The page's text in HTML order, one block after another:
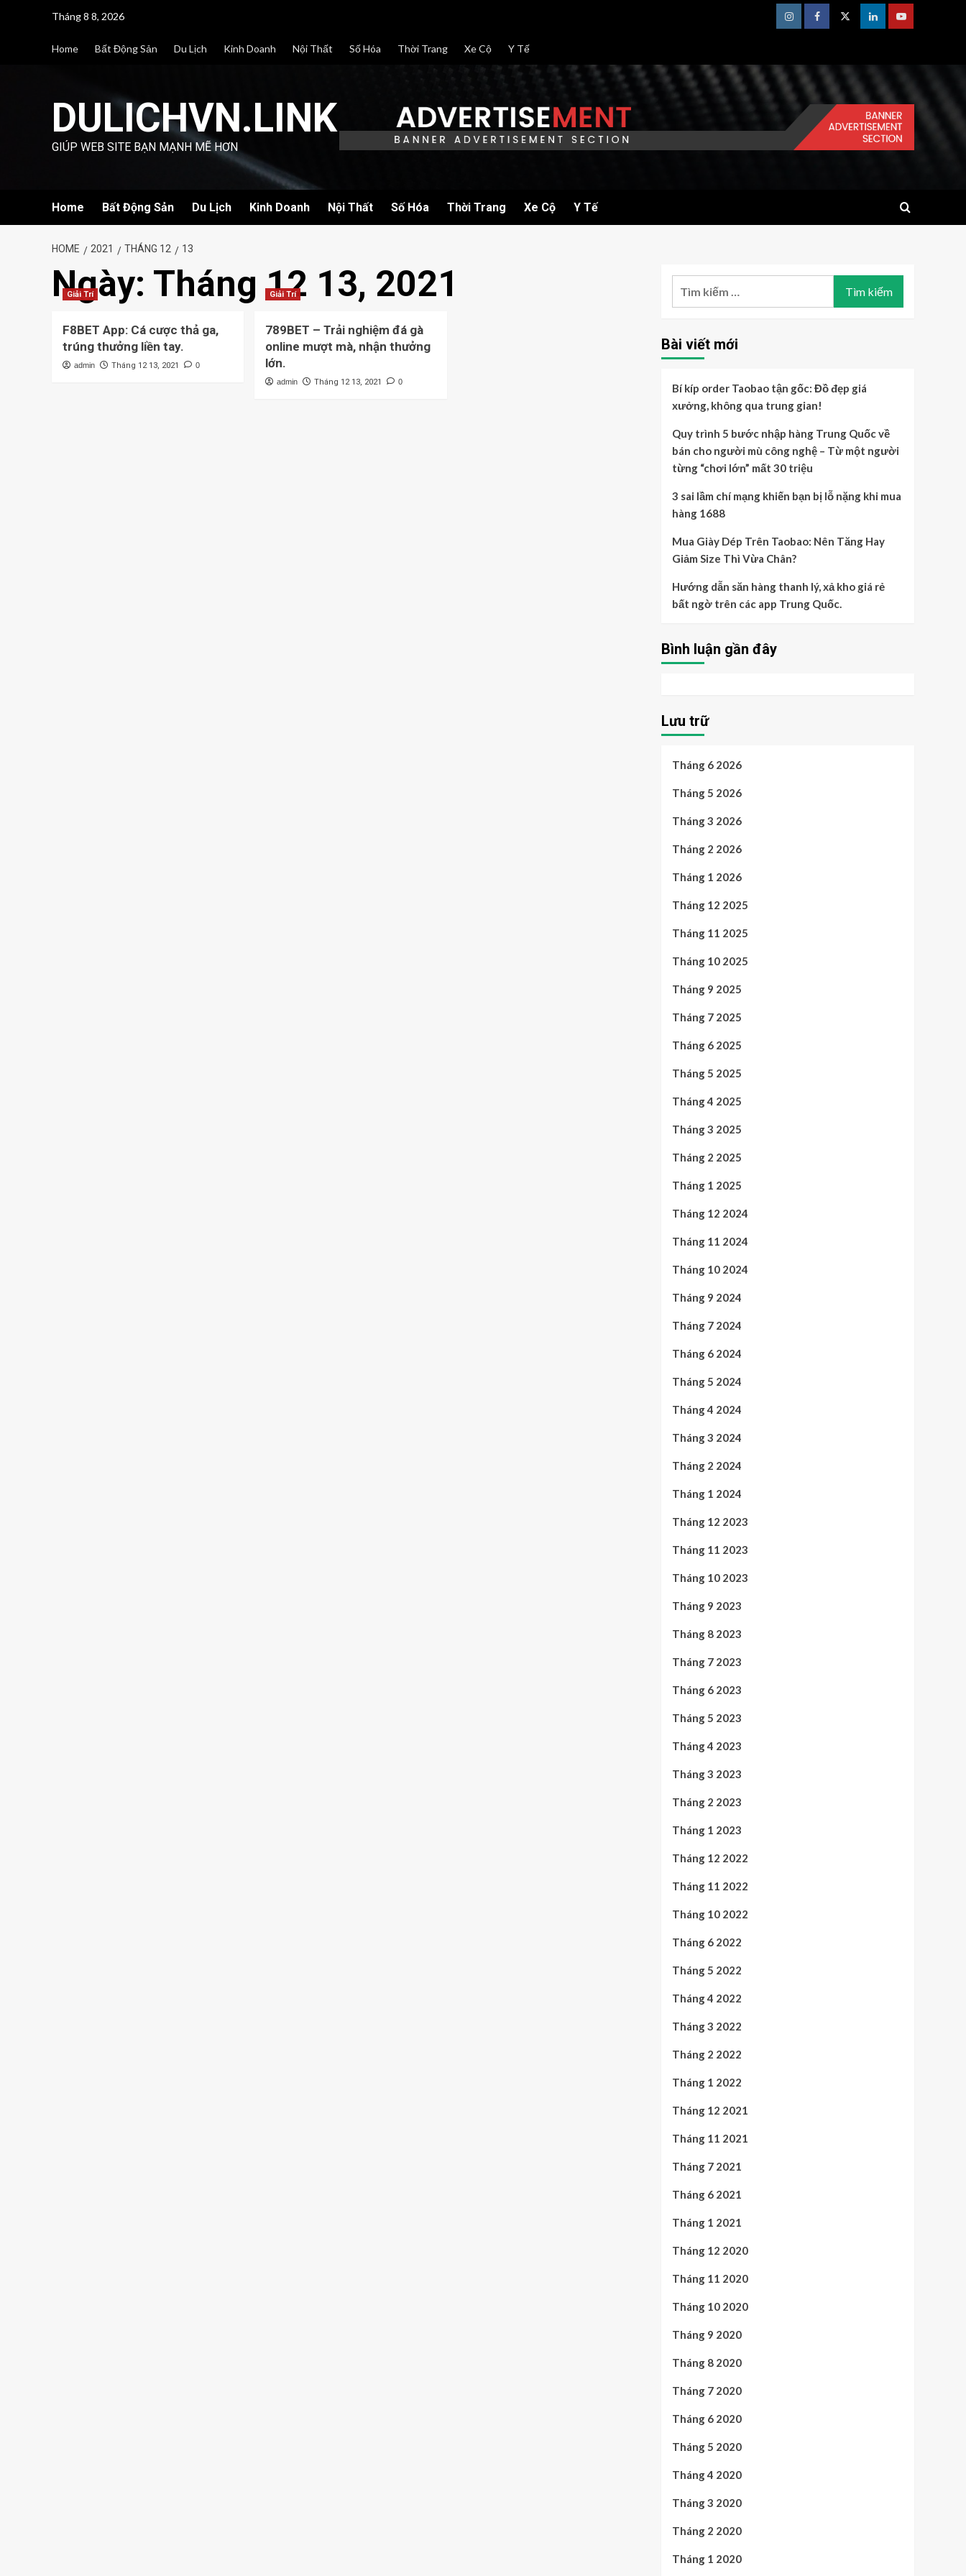
Tháng 8 8, 2026
Home Bất Động Sản Du Lịch Kinh Doanh Nội Thất Số Hóa Thời Trang Xe Cộ Y Tế
InstagramFacebookTwitterLinkedinYoutube
DULICHVN.LINK
GIÚP WEB SITE BẠN MẠNH MẼ HƠN
Home Bất Động Sản Du Lịch Kinh Doanh Nội Thất Số Hóa Thời Trang Xe Cộ Y Tế
HOME 2021 THÁNG 12 13
Ngày: Tháng 12 13, 2021
Giải Trí
F8BET App: Cá cược thả ga,
trúng thưởng liền tay.
admin Tháng 12 13, 2021 0
Giải Trí
789BET – Trải nghiệm đá gà
online mượt mà, nhận thưởng
lớn.
admin Tháng 12 13, 2021 0
Bài viết mới
Bí kíp order Taobao tận gốc: Đồ đẹp giá
xưởng, không qua trung gian!
Quy trình 5 bước nhập hàng Trung Quốc về
bán cho người mù công nghệ – Từ một người
từng “chơi lớn” mất 30 triệu
3 sai lầm chí mạng khiến bạn bị lỗ nặng khi mua
hàng 1688
Mua Giày Dép Trên Taobao: Nên Tăng Hay
Giảm Size Thì Vừa Chân?
Hướng dẫn săn hàng thanh lý, xả kho giá rẻ
bất ngờ trên các app Trung Quốc.
Bình luận gần đây
Lưu trữ
Tháng 6 2026
Tháng 5 2026
Tháng 3 2026
Tháng 2 2026
Tháng 1 2026
Tháng 12 2025
Tháng 11 2025
Tháng 10 2025
Tháng 9 2025
Tháng 7 2025
Tháng 6 2025
Tháng 5 2025
Tháng 4 2025
Tháng 3 2025
Tháng 2 2025
Tháng 1 2025
Tháng 12 2024
Tháng 11 2024
Tháng 10 2024
Tháng 9 2024
Tháng 7 2024
Tháng 6 2024
Tháng 5 2024
Tháng 4 2024
Tháng 3 2024
Tháng 2 2024
Tháng 1 2024
Tháng 12 2023
Tháng 11 2023
Tháng 10 2023
Tháng 9 2023
Tháng 8 2023
Tháng 7 2023
Tháng 6 2023
Tháng 5 2023
Tháng 4 2023
Tháng 3 2023
Tháng 2 2023
Tháng 1 2023
Tháng 12 2022
Tháng 11 2022
Tháng 10 2022
Tháng 6 2022
Tháng 5 2022
Tháng 4 2022
Tháng 3 2022
Tháng 2 2022
Tháng 1 2022
Tháng 12 2021
Tháng 11 2021
Tháng 7 2021
Tháng 6 2021
Tháng 1 2021
Tháng 12 2020
Tháng 11 2020
Tháng 10 2020
Tháng 9 2020
Tháng 8 2020
Tháng 7 2020
Tháng 6 2020
Tháng 5 2020
Tháng 4 2020
Tháng 3 2020
Tháng 2 2020
Tháng 1 2020